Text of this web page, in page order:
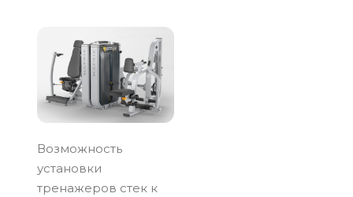
Возможность
установки
тренажеров стек к